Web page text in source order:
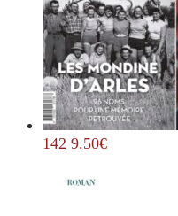
142 9.50€